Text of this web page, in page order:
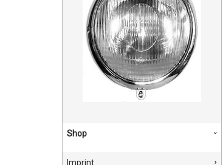
Shop
Imprint